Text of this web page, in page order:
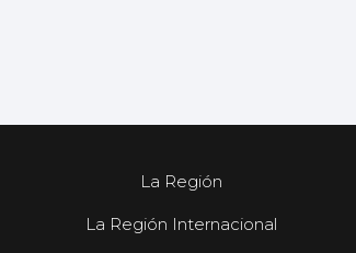
La Región
La Región Internacional